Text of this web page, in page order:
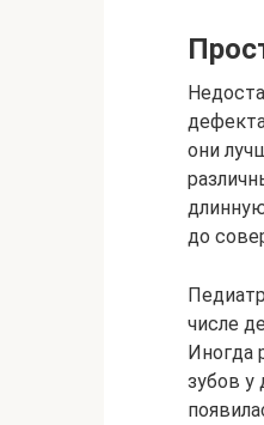
они
до
числе
Иногда
зубов у